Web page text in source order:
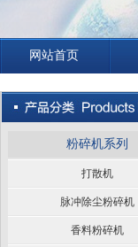
网站首页
粉碎机系列
打散机
脉冲除尘粉碎机
香料粉碎机